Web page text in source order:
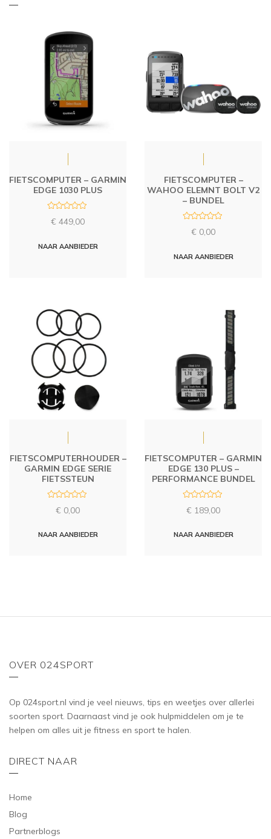
FIETSCOMPUTER – GARMIN
EDGE 1030 PLUS
a
d
€ 449,00
NAAR AANBIEDER
FIETSCOMPUTER –
WAHOO ELEMNT BOLT V2
– BUNDEL
d
€ 0,00
NAAR AANBIEDER
FIETSCOMPUTERHOUDER –
GARMIN EDGE SERIE
FIETSSTEUN
d
€ 0,00
NAAR AANBIEDER
FIETSCOMPUTER – GARMIN
EDGE 130 PLUS –
PERFORMANCE BUNDEL
a
d
€ 189,00
NAAR AANBIEDER
OVER 024SPORT
Op 024sport.nl vind je veel nieuws, tips en weetjes over allerlei
soorten sport. Daarnaast vind je ook hulpmiddelen om je te
helpen om alles uit je fitness en sport te halen.
DIRECT NAAR
Home
Blog
Partnerblogs